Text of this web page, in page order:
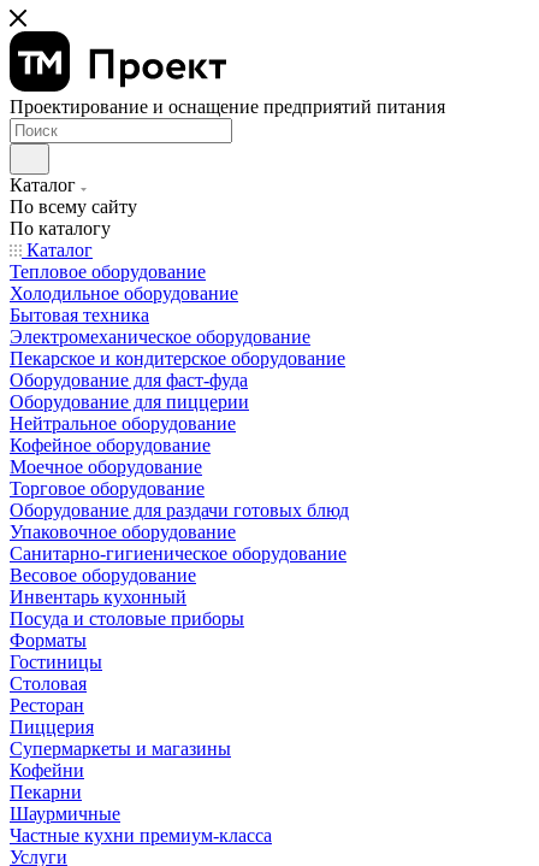
Проектирование и оснащение предприятий питания
Каталог
По всему сайту
По каталогу
Каталог
Тепловое оборудование
Холодильное оборудование
Бытовая техника
Электромеханическое оборудование
Пекарское и кондитерское оборудование
Оборудование для фаст-фуда
Оборудование для пиццерии
Нейтральное оборудование
Кофейное оборудование
Моечное оборудование
Торговое оборудование
Оборудование для раздачи готовых блюд
Упаковочное оборудование
Санитарно-гигиеническое оборудование
Весовое оборудование
Инвентарь кухонный
Посуда и столовые приборы
Форматы
Гостиницы
Столовая
Ресторан
Пиццерия
Супермаркеты и магазины
Кофейни
Пекарни
Шаурмичные
Частные кухни премиум-класса
Услуги